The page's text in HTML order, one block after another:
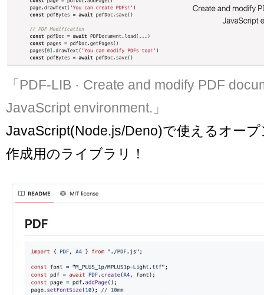
「PDF-LIB · Create and modify PDF
JavaScript environment.」
JavaScript(Node.js/Deno)で使えるオー
作成用のライブラリ！